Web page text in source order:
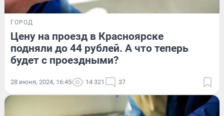
ГОРОД
Цену на проезд в Красноярске
подняли до 44 рублей. А что теперь
будет с проездными?
28 июня, 2024, 16:45 14 321 37